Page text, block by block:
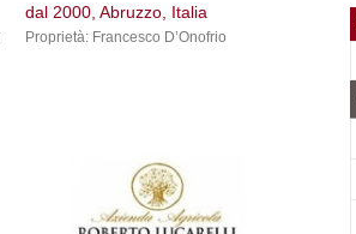
dal 2000, Abruzzo, Italia
Proprietà: Francesco D’Onofrio